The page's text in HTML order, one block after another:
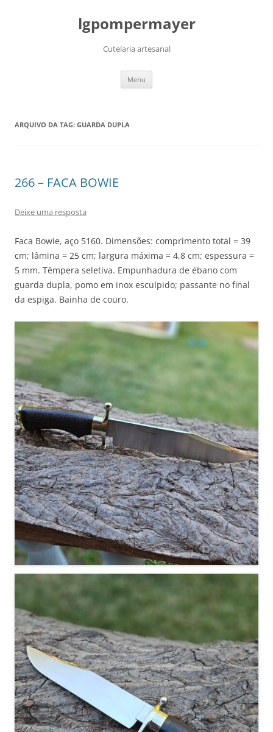
lgpompermayer
Cutelaria artesanal
Menu
ARQUIVO DA TAG: GUARDA DUPLA
266 – FACA BOWIE
Deixe uma resposta
Faca Bowie, aço 5160. Dimensões: comprimento total = 39
cm; lâmina = 25 cm; largura máxima = 4,8 cm; espessura =
5 mm. Têmpera seletiva. Empunhadura de ébano com
guarda dupla, pomo em inox esculpido; passante no final
da espiga. Bainha de couro.